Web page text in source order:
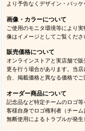
より予告なくデザイン・パッ
画像・カラーについて
ご使用のモニタ環境等により
像はイメージとしてご覧くださ
販売価格について
オンラインストアと実店舗で
更を行う場合があります。当
合、掲載価格と異なる価格でご
オーダー商品について
記念品など特定チームのロゴ
客様自身でロゴ権利者（チー
無断使用によるトラブルが発